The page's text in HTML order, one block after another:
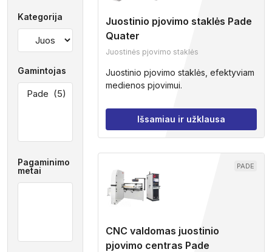
Kategorija
Gamintojas
Pagaminimo
metai
Juostinio pjovimo staklės Pade
Quater
Juostinės pjovimo staklės
Juostinio pjovimo staklės, efektyviam
medienos pjovimui.
Išsamiau ir užklausa
PADE
CNC valdomas juostinio
pjovimo centras Pade